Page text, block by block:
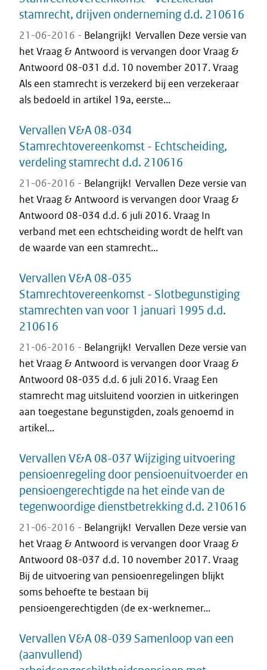
stamrecht, drijven onderneming d.d. 210616
21-06-2016 - Belangrijk! Vervallen Deze versie van
het Vraag & Antwoord is vervangen door Vraag &
Antwoord 08-031 d.d. 10 november 2017. Vraag
Als een stamrecht is verzekerd bij een verzekeraar
als bedoeld in artikel 19a, eerste...
Vervallen V&A 08-034
Stamrechtovereenkomst - Echtscheiding,
verdeling stamrecht d.d. 210616
21-06-2016 - Belangrijk! Vervallen Deze versie van
het Vraag & Antwoord is vervangen door Vraag &
Antwoord 08-034 d.d. 6 juli 2016. Vraag In
verband met een echtscheiding wordt de helft van
de waarde van een stamrecht...
Vervallen V&A 08-035
Stamrechtovereenkomst - Slotbegunstiging
stamrechten van voor 1 januari 1995 d.d.
210616
21-06-2016 - Belangrijk! Vervallen Deze versie van
het Vraag & Antwoord is vervangen door Vraag &
Antwoord 08-035 d.d. 6 juli 2016. Vraag Een
stamrecht mag uitsluitend voorzien in uitkeringen
aan toegestane begunstigden, zoals genoemd in
artikel...
Vervallen V&A 08-037 Wijziging uitvoering
pensioenregeling door pensioenuitvoerder en
pensioengerechtigde na het einde van de
tegenwoordige dienstbetrekking d.d. 210616
21-06-2016 - Belangrijk! Vervallen Deze versie van
het Vraag & Antwoord is vervangen door Vraag &
Antwoord 08-037 d.d. 10 november 2017. Vraag
Bij de uitvoering van pensioenregelingen blijkt
soms behoefte te bestaan bij
pensioengerechtigden (de ex-werknemer...
Vervallen V&A 08-039 Samenloop van een
(aanvullend)